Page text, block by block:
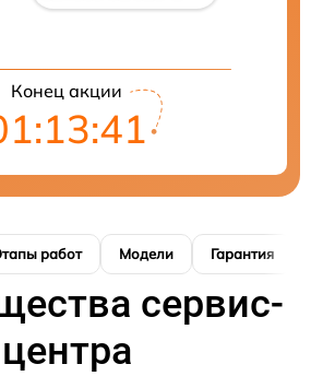
Конец акции
работ Модели Гарантия
сервис-
центра